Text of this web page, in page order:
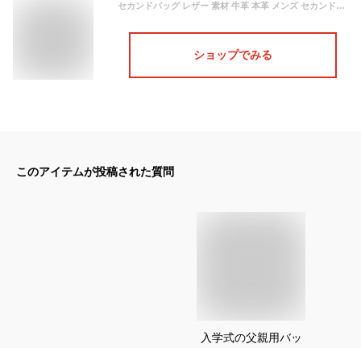
セカンドバッグ レザー 素材 牛革 本革 メンズ セカンドポーチ フォーマルバッグ サドル バッグ SADDLE 25931 29cm 平野鞄 日本製 国産 豊岡 豊岡製鞄 かばん ブランド 売れ筋
ショップでみる
このアイテムが投稿された質問
入学式の父親用バッ